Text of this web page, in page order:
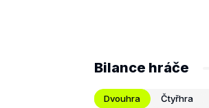
Bilance hráče
Dvouhra Čtyřhra